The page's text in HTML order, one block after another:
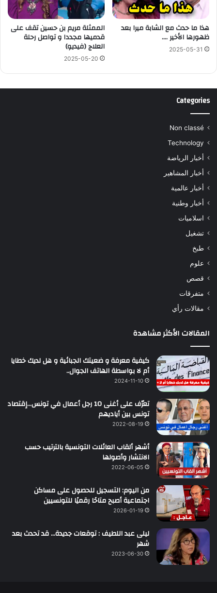
هذا ما حدث مع الشابة ميرا بعد
ظهورها الأخير ….
2025-05-31
الممثلة مريم بن حسين تقف على
قدميها مجددا و تواصل رحلة
العلاج (فيديو)
2025-05-20
Categories
Non classé
Technology
أخبار الرياضة
أخبار المشاهير
أخبار عالمية
أخبار وطنية
اسلاميات
تشغيل
طبخ
علوم
قصص
متفرقات
مقالات رأي
المقالات الأكثر مشاهدة
كيفية معرفة و ضعيتك الجبائية و هل لديك خطايا
أم لا بواسطة الهاتف الجوال..
2024-11-10
تعرّف على أغنى 10 رجل أعمال في تونس…إقتصاد
تونس بين أياديهم
2022-08-19
أشهر ألقاب العائلات التونسية بالترتيب حسب
الانتشار وأصولها
2022-06-05
من اليوم: التسجيل للحصول على مساكن
اجتماعية أصبح متاحًا رقميًا للتونسيين
2026-01-19
ليلى عبد اللطيف : توقعات جديدة… قد تحدث بعد
شهر
2023-06-30